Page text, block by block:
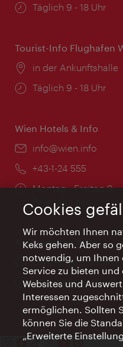
Öffnungszeiten:
Täglich 9 - 18 Uhr
Tourist-Info Flughafen
Ort:
in der Ankunftshalle
Öffnungszeiten:
Täglich 9 - 18 Uhr
Wien Hotels & Info
Email:
info@wien.info
Telefon:
+43-1-24 555
Öffnungszeiten:
Montag - Freitag 9 –
Feiertags
AI Concierge Wien
Ort:
concierge.wien.info
Öffnungszeiten:
Informationen rund
Cookies
Wir möchten Ihnen
Keks gehen. Aber so
notwendig, um Ihnen
Service zu bieten
Websites und
Interessen
ermöglichen. Sollten
können Sie die
„Erweiterte